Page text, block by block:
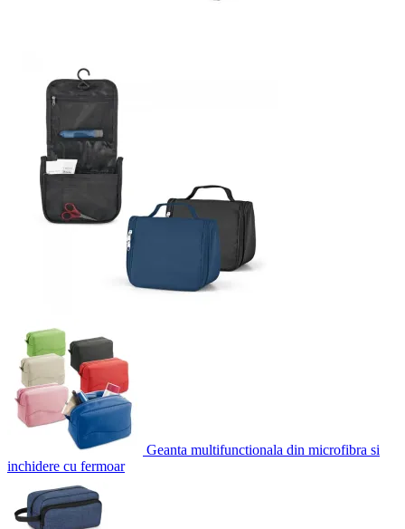
Geanta multifunctionala din microfibra si
inchidere cu fermoar